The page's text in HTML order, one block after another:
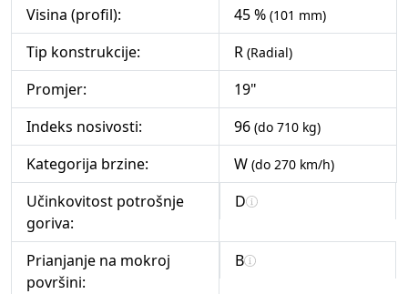
Visina (profil):
45 % (101 mm)
Tip konstrukcije: R (Radial)
Promjer:
19"
Indeks nosivosti:
96 (do 710 kg)
Kategorija brzine: W (do 270 km/h)
Učinkovitost potrošnje
goriva:
D
Prianjanje na mokroj
površini:
B